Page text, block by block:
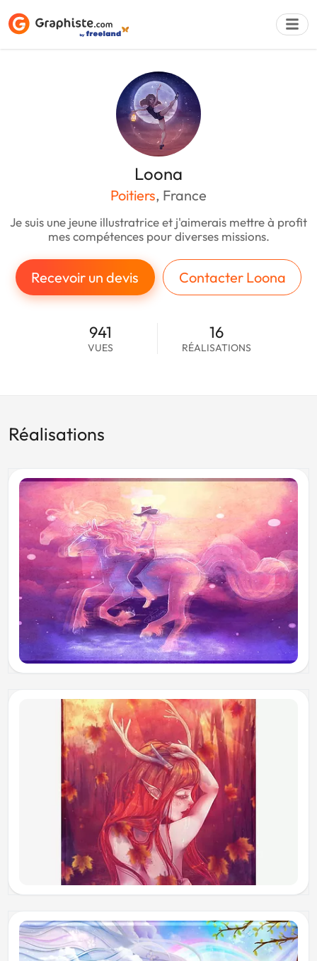
Loona
Poitiers, France
Je suis une jeune illustratrice et j'aimerais mettre à profit
mes compétences pour diverses missions.
Recevoir un devis Contacter Loona
941
VUES
16
RÉALISATIONS
Réalisations